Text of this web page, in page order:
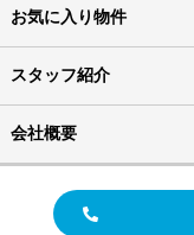
お気に入り物件
スタッフ紹介
会社概要